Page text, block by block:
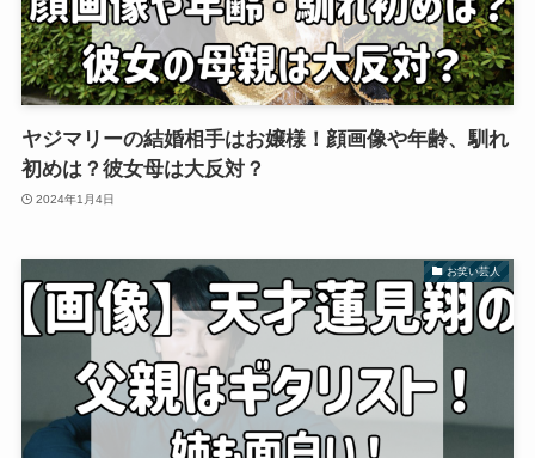
ヤジマリーの結婚相手はお嬢様！顔画像や年齢、馴れ
初めは？彼女母は大反対？
2024年1月4日
お笑い芸人